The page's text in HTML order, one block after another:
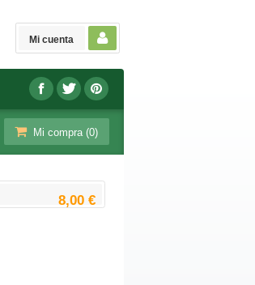
Mi cuenta
Mi compra (0)
8,00 €